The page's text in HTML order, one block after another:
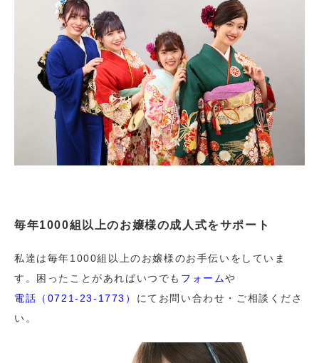
毎年1000組以上のお嬢様の成人式をサポート
私達は毎年1000組以上のお嬢様のお手伝いをしていま
す。困ったことがあればいつでも フォームや
電話（0721-23-1773） にてお問い合わせ・ご相談くださ
い。